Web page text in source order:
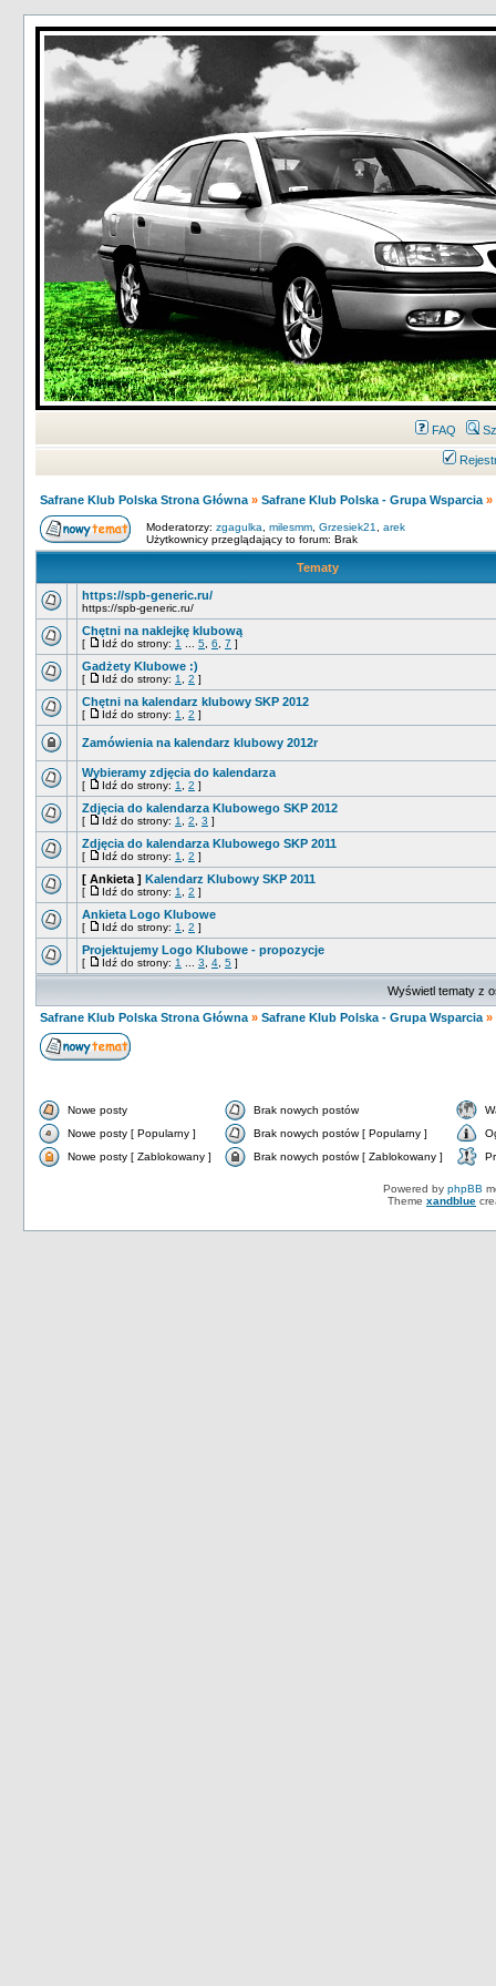
FAQ
Safrane Klub Polska Strona Główna » Safrane Klub Polska - Grupa Wsparcia »
Moderatorzy: zgagulka milesmm Grzesiek21
arek
Użytkownicy przeglądający to forum: Brak
Tematy
https://spb-generic.ru/
https://spb-generic.ru/
Chętni na naklejkę klubową
[ Idź do strony: 1 5 6 7 ]
Gadżety Klubowe :)
[ Idź do strony: 1 2 ]
Chętni na kalendarz klubowy SKP 2012
[ Idź do strony: 1 2 ]
Zamówienia na kalendarz klubowy 2012r
Wybieramy zdjęcia do kalendarza
[ Idź do strony: 1 2 ]
Zdjęcia do kalendarza Klubowego SKP 2012
[ Idź do strony: 1 2 3 ]
Zdjęcia do kalendarza Klubowego SKP 2011
[ Idź do strony: 1 2 ]
[ Ankieta ] Kalendarz Klubowy SKP 2011
[ Idź do strony: 1 2 ]
Ankieta Logo Klubowe
[ Idź do strony: 1 2 ]
Projektujemy Logo Klubowe - propozycje
[ Idź do strony: 1 3 4 5 ]
Wyświetl tematy z
Safrane Klub Polska Strona Główna » Safrane Klub Polska - Grupa Wsparcia »
Nowe posty Brak nowych postów
Nowe posty [ Popularny ]
Brak nowych postów [ Popularny ]
Nowe posty [ Zablokowany ]
Brak nowych postów [ Zablokowany ]
Powered by phpBB
Theme xandblue